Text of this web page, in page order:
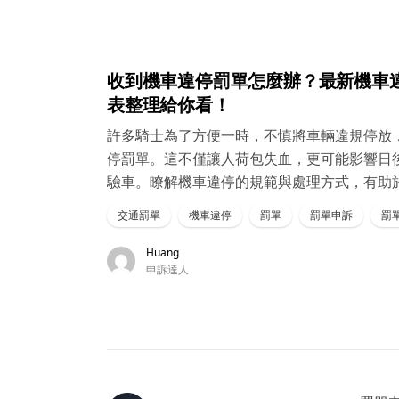
收到機車違停罰單怎麼辦？最新機車
表整理給你看！
許多騎士為了方便一時，不慎將車輛違規停放
停罰單。這不僅讓人荷包失血，更可能影響日
驗車。瞭解機車違停的規範與處理方式，有助
交通罰單 機車違停 罰單 罰單申訴 罰
Huang
申訴達人